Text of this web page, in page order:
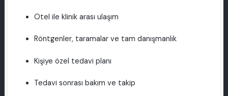
Otel ile klinik arası ulaşım
Röntgenler, taramalar ve tam danışmanlık
Kişiye özel tedavi planı
Tedavi sonrası bakım ve takip